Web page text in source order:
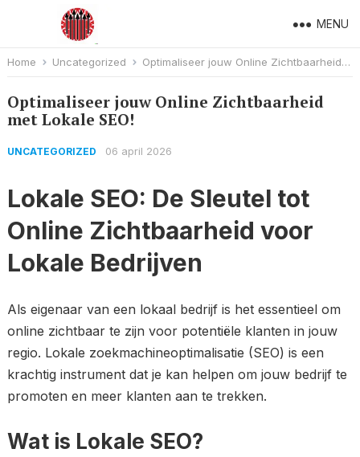
MENU
Home Uncategorized Optimaliseer jouw Online Zichtbaarheid met Lokale SEO!
Optimaliseer jouw Online Zichtbaarheid
met Lokale SEO!
UNCATEGORIZED 06 april 2026
Lokale SEO: De Sleutel tot
Online Zichtbaarheid voor
Lokale Bedrijven
Als eigenaar van een lokaal bedrijf is het essentieel om
online zichtbaar te zijn voor potentiële klanten in jouw
regio. Lokale zoekmachineoptimalisatie (SEO) is een
krachtig instrument dat je kan helpen om jouw bedrijf te
promoten en meer klanten aan te trekken.
Wat is Lokale SEO?